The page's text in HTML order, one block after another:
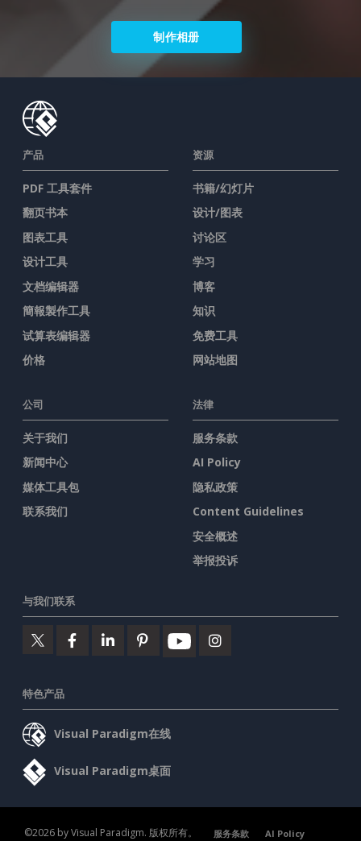
制作相册
产品
PDF 工具套件
翻页书本
图表工具
设计工具
文档编辑器
簡報製作工具
试算表编辑器
价格
资源
书籍/幻灯片
设计/图表
讨论区
学习
博客
知识
免费工具
网站地图
公司
关于我们
新闻中心
媒体工具包
联系我们
法律
服务条款
AI Policy
隐私政策
Content Guidelines
安全概述
举报投诉
与我们联系
特色产品
Visual Paradigm在线
Visual Paradigm桌面
©2026 by Visual Paradigm. 版权所有。 服务条款 AI Policy